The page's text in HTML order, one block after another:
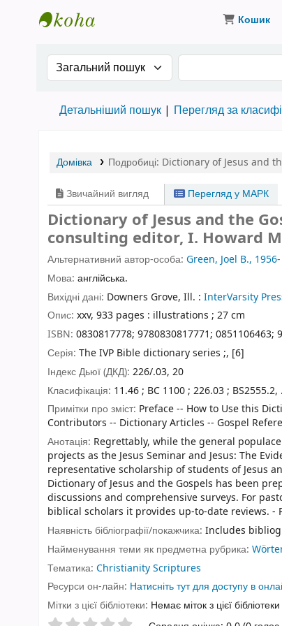
Кошик
Search the catalog by:Пошук за
Детальніший пошук Перегляд за
Домівка Подробиці: Dictionary of Jesus and
Звичайний вигляд Перегляд у МАРК
Dictionary of Jesus and the
consulting editor, I. Howard
Альтернативний автор-особа: Green, Joel B., 1956-
Мова: англійська.
Вихідні дані: Downers Grove, Ill. : InterVarsity
Опис: xxv, 933 pages : illustrations ; 27 cm
ISBN: 0830817778; 9780830817771; 0851106463;
Серія: The IVP Bible dictionary series ;, [6]
Індекс Дьюї (ДКД): 226/.03, 20
Класифікація: 11.46 ; BC 1100 ; 226.03 ; BS2555.2,
Примітки про зміст: Preface -- How to Use this
Contributors -- Dictionary Articles -- Gospel
Анотація: Regrettably, while the general
projects as the Jesus Seminar and Jesus: The
representative scholarship of students of Jesus
Dictionary of Jesus and the Gospels has been
discussions and comprehensive surveys. For
biblical scholars it provides up-to-date reviews. -
Наявність бібліографії/покажчика: Includes
Найменування теми як предметна рубрика:
Тематика: Christianity Scriptures
Ресурси он-лайн: Натисніть тут для доступу в
Мітки з цієї бібліотеки: Немає міток з цієї